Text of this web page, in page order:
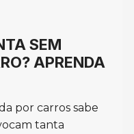
SEM
APRENDA
por carros sabe
tanta